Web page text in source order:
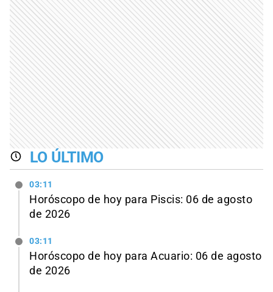
LO ÚLTIMO
03:11
Horóscopo de hoy para Piscis: 06 de agosto
de 2026
03:11
Horóscopo de hoy para Acuario: 06 de agosto
de 2026